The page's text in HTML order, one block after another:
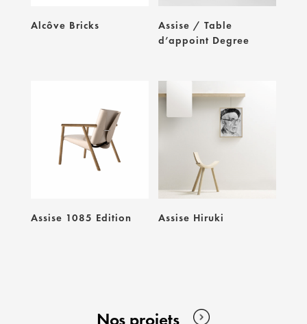
Alcôve Bricks
Assise / Table
d’appoint Degree
Assise 1085 Edition Assise Hiruki